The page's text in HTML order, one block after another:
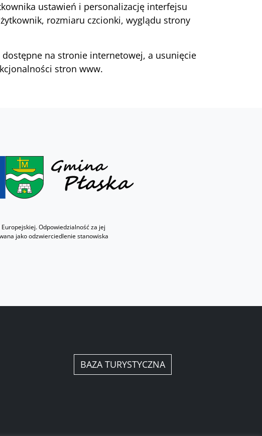
ustawień i personalizację interfejsu
rozmiaru czcionki, wyglądu strony
na stronie internetowej, a usunięcie
stron www.
Odpowiedzialność za jej
jako odzwierciedlenie stanowiska
BAZA TURYSTYCZNA